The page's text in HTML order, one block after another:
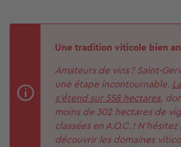
Une tradition viticole bien
Amateurs de vins ? Saint-
une étape incontournable.
s’étend sur 558 hectares,
moins de 302 hectares de
classées en A.O.C. ! N’hésitez
découvrir les domaines